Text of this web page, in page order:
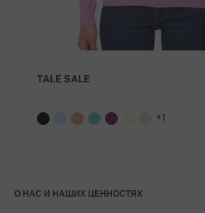
TALE SALE
+1
О НАС И НАШИХ ЦЕННОСТЯХ